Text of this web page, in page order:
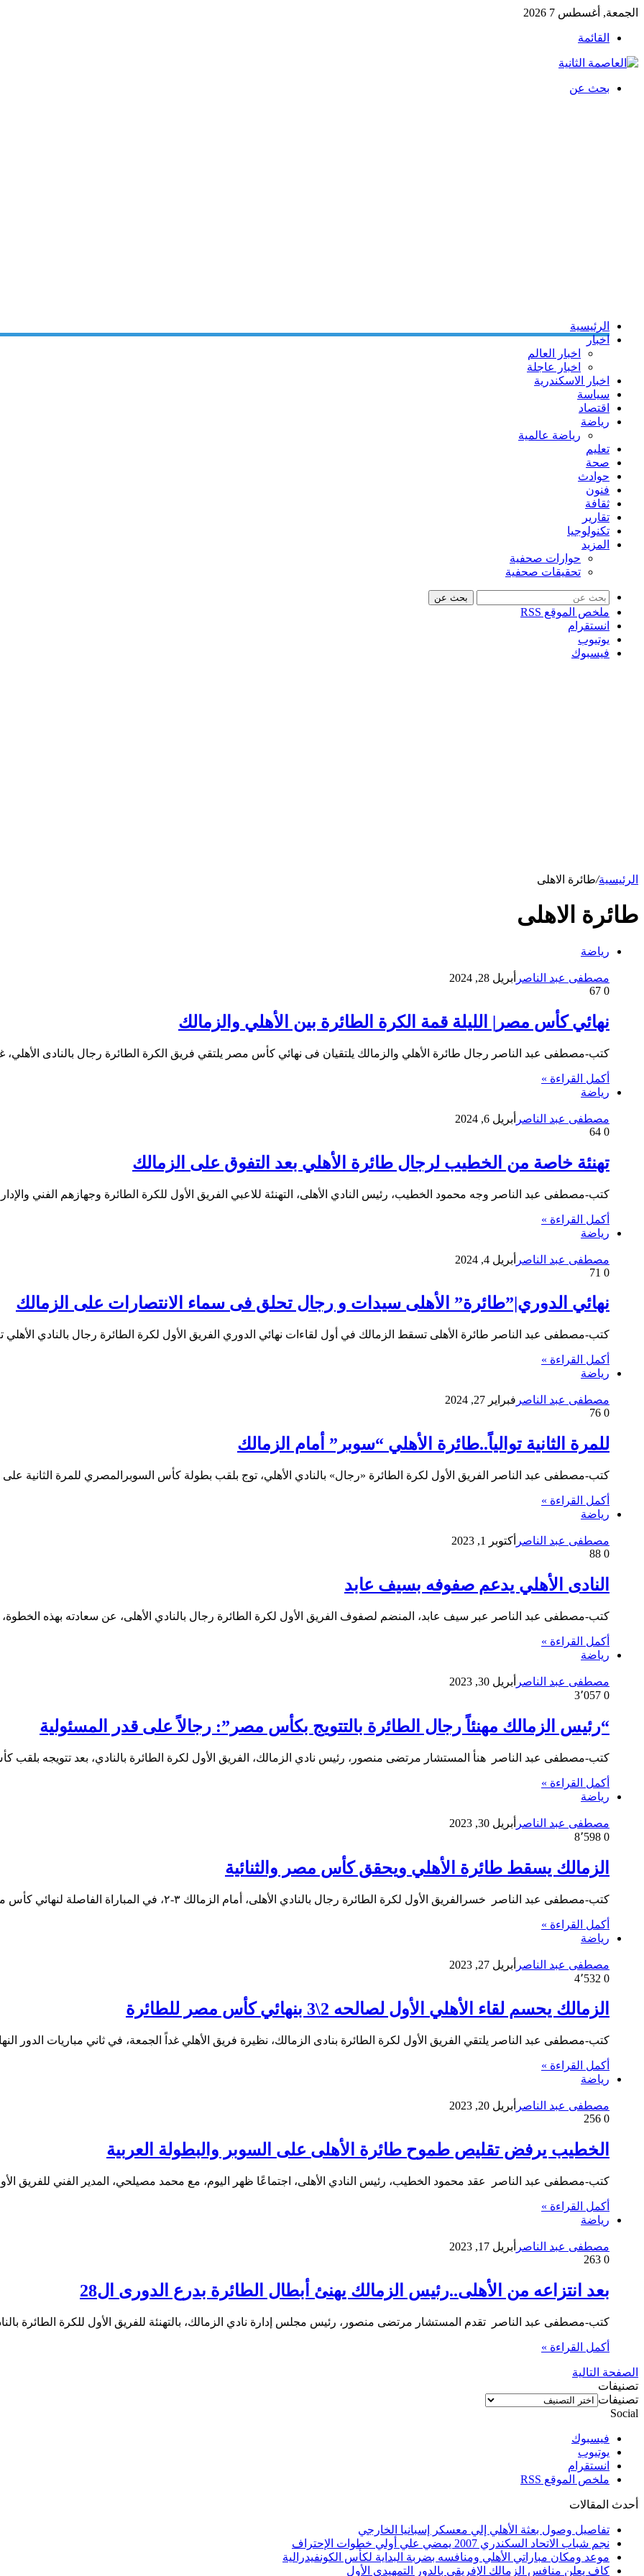
الجمعة, أغسطس 7 2026
القائمة
بحث عن
الرئيسية
اخبار
اخبار العالم
اخبار عاجلة
اخبار الاسكندرية
سياسة
اقتصاد
رياضة
رياضة عالمية
تعليم
صحة
حوادث
فنون
ثقافة
تقارير
تكنولوجيا
المزيد
حوارات صحفية
تحقيقات صحفية
بحث عن
ملخص الموقع RSS
انستقرام
يوتيوب
فيسبوك
الرئيسية/طائرة الاهلى
طائرة الاهلى
رياضة
مصطفى عبد الناصر أبريل 28, 2024
0
نهائي كأس مصر| الليلة قمة الكرة الطائرة بين الأهلي والزمالك
كتب-مصطفى عبد الناصر رجال طائرة الأهلي والزمالك يلتقيان فى نهائي كأس مصر يلتقي فريق الكرة الطائرة رجال بالنادى
أكمل القراءة »
رياضة
مصطفى عبد الناصر أبريل 6, 2024
0
تهنئة خاصة من الخطيب لرجال طائرة الأهلي بعد التفوق على الزمالك
كتب-مصطفى عبد الناصر وجه محمود الخطيب، رئيس النادي الأهلى، التهنئة للاعبي الفريق الأول للكرة الطائرة وجهازهم الفني
أكمل القراءة »
رياضة
مصطفى عبد الناصر أبريل 4, 2024
0
نهائي الدوري|”طائرة” الأهلى سيدات و رجال تحلق فى سماء الانتصارات على الزمالك
كتب-مصطفى عبد الناصر طائرة الأهلى تسقط الزمالك في أول لقاءات نهائي الدوري الفريق الأول لكرة الطائرة رجال بالنادي
أكمل القراءة »
رياضة
مصطفى عبد الناصر فبراير 27, 2024
0
للمرة الثانية توالياً..طائرة الأهلي “سوبر” أمام الزمالك
كتب-مصطفى عبد الناصر الفريق الأول لكرة الطائرة «رجال» بالنادي الأهلي، توج بلقب بطولة كأس السوبرالمصري للمرة الثانية على
أكمل القراءة »
رياضة
مصطفى عبد الناصر أكتوبر 1, 2023
0
النادى الأهلي يدعم صفوفه بسيف عابد
كتب-مصطفى عبد الناصر عبر سيف عابد، المنضم لصفوف الفريق الأول لكرة الطائرة رجال بالنادي الأهلى، عن سعادته بهذه
أكمل القراءة »
رياضة
مصطفى عبد الناصر أبريل 30, 2023
0
“رئيس الزمالك مهنئاً رجال الطائرة بالتتويج بكأس مصر”: رجالاً على قدر المسئولية
كتب-مصطفى عبد الناصر هنأ المستشار مرتضى منصور، رئيس نادي الزمالك، الفريق الأول لكرة الطائرة بالنادي، بعد تتويجه
أكمل القراءة »
رياضة
مصطفى عبد الناصر أبريل 30, 2023
0
الزمالك يسقط طائرة الأهلي ويحقق كأس مصر والثنائية
كتب-مصطفى عبد الناصر خسرالفريق الأول لكرة الطائرة رجال بالنادي الأهلى، أمام الزمالك ٣-٢، في المباراة الفاصلة لنهائي كأس مصر التي…
أكمل القراءة »
رياضة
مصطفى عبد الناصر أبريل 27, 2023
0
الزمالك يحسم لقاء الأهلي الأول لصالحه 2\3 بنهائي كأس مصر للطائرة
كتب-مصطفى عبد الناصر يلتقي الفريق الأول لكرة الطائرة بنادى الزمالك، نظيرة فريق الأهلي غداً الجمعة، في ثاني مباريات الدور
أكمل القراءة »
رياضة
مصطفى عبد الناصر أبريل 20, 2023
0
الخطيب يرفض تقليص طموح طائرة الأهلى على السوبر والبطولة العربية
كتب-مصطفى عبد الناصر عقد محمود الخطيب، رئيس النادي الأهلى، اجتماعًا ظهر اليوم، مع محمد مصيلحي، المدير الفني للفريق
أكمل القراءة »
رياضة
مصطفى عبد الناصر أبريل 17, 2023
0
بعد انتزاعه من الأهلى..رئيس الزمالك يهنئ أبطال الطائرة بدرع الدورى ال28
كتب-مصطفى عبد الناصر تقدم المستشار مرتضى منصور، رئيس مجلس إدارة نادي الزمالك، بالتهنئة للفريق الأول للكرة الطائرة
أكمل القراءة »
الصفحة التالية
تصنيفات
تصنيفات
Social
فيسبوك
يوتيوب
انستقرام
ملخص الموقع RSS
أحدث المقالات
تفاصيل وصول بعثة الأهلي إلي معسكر إسبانيا الخارجي
نجم شباب الاتحاد السكندري 2007 يمضي علي أولي خطوات الإحتراف
موعد ومكان مباراتي الأهلي ومنافسه بضربة البداية لكأس الكونفيدرالية
كاف يعلن منافس الزمالك الإفريقي بالدور التمهيدي الأول